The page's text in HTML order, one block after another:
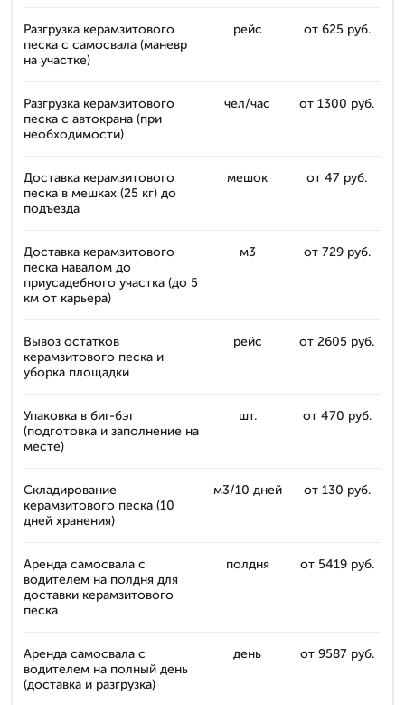
Разгрузка керамзитового
песка с самосвала (маневр
на участке)
рейс от 625 руб.
Разгрузка керамзитового
песка с автокрана (при
необходимости)
чел/час от 1300 руб.
Доставка керамзитового
песка в мешках (25 кг) до
подъезда
мешок от 47 руб.
Доставка керамзитового
песка навалом до
приусадебного участка (до 5
км от карьера)
м3 от 729 руб.
Вывоз остатков
керамзитового песка и
уборка площадки
рейс от 2605 руб.
Упаковка в биг-бэг
(подготовка и заполнение на
месте)
шт. от 470 руб.
Складирование
керамзитового песка (10
дней хранения)
м3/10 дней от 130 руб.
Аренда самосвала с
водителем на полдня для
доставки керамзитового
песка
полдня от 5419 руб.
Аренда самосвала с
водителем на полный день
(доставка и разгрузка)
день от 9587 руб.